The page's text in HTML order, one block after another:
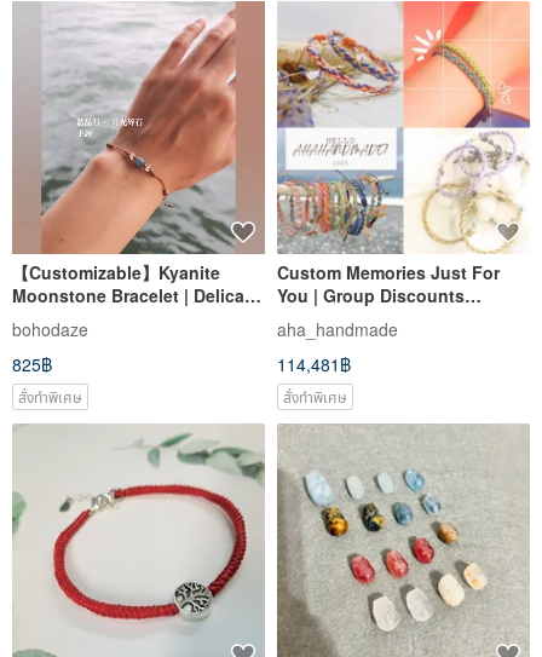
【Customizable】Kyanite
Moonstone Bracelet | Delicate
Chain | Natural Stones | Brass
| Wax Cord
bohodaze
825฿
สั่งทำพิเศษ
Custom Memories Just For
You | Group Discounts
Available Now
aha_handmade
114,481฿
สั่งทำพิเศษ